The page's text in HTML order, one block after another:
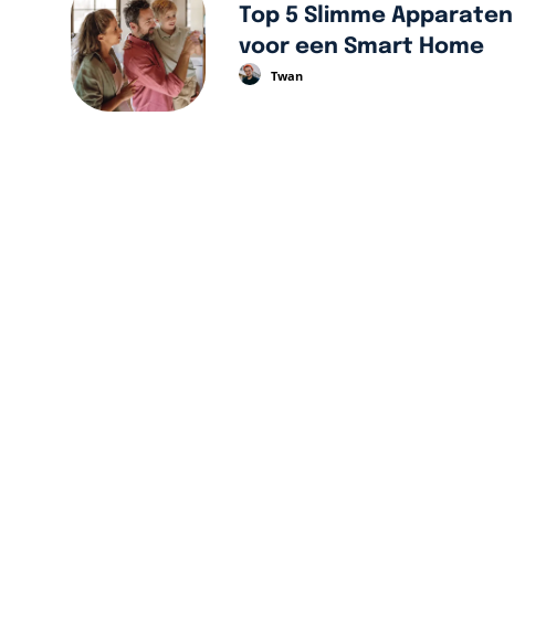
Top 5 Slimme Apparaten
voor een Smart Home
Twan